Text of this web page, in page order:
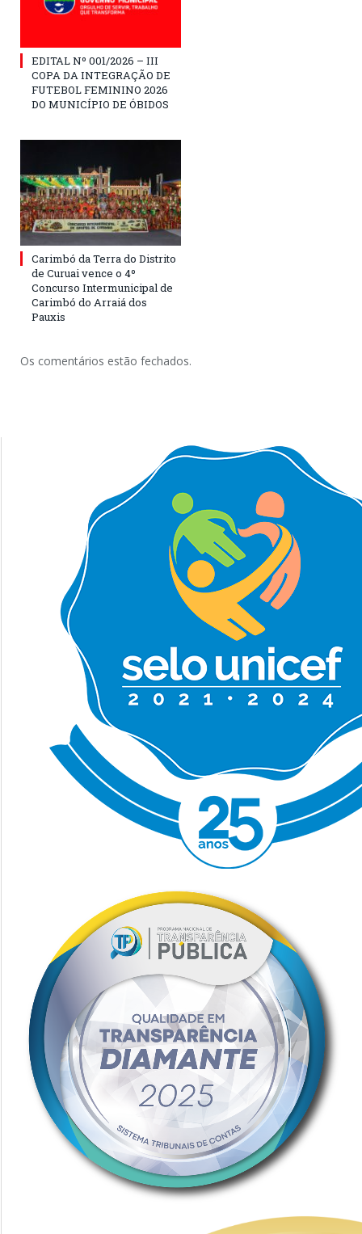
EDITAL Nº 001/2026 – III
COPA DA INTEGRAÇÃO DE
FUTEBOL FEMININO 2026
DO MUNICÍPIO DE ÓBIDOS
Carimbó da Terra do Distrito
de Curuai vence o 4º
Concurso Intermunicipal de
Carimbó do Arraiá dos
Pauxis
Os comentários estão fechados.